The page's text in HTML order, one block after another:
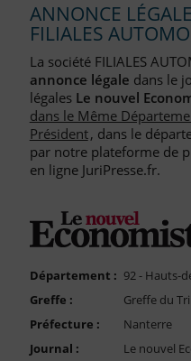
Journaux Habilités (JAL)
Liste des Greffes
Liste des CCI
Le Blog pour les Entreprises
Nous Contacter
ANNONCE
FILIALES
La société FILIALES
annonce légale dans le
légales Le nouvel
dans le Même
Président, dans le
par notre plateforme de
en ligne JuriPresse.fr.
Département : 92 - Hauts-
Greffe :
Greffe du
Préfecture :
Nanterre
Journal :
Le nouvel